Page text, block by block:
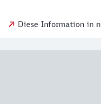
Diese Information in